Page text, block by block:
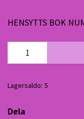
HENSYTTS BOK
Lagersaldo: 5
Dela